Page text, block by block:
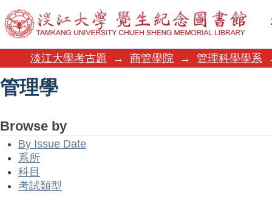
管理學
淡江大學考古題 → 商管學院 → 管理科學學系
管理學
Browse by
By Issue Date
系所
科目
考試類型